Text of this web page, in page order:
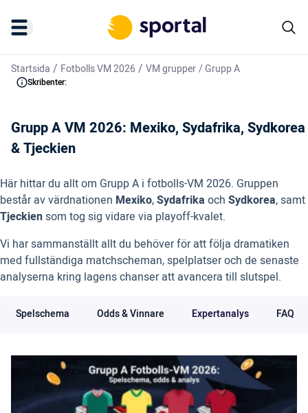
Startsida / Fotbolls VM 2026/ VM grupper/Grupp A
Skribenter:
Grupp A VM 2026: Mexiko, Sydafrika, Sydkorea
& Tjeckien
Här hittar du allt om Grupp A i fotbolls-VM 2026. Gruppen
består av värdnationen Mexiko,Sydafrika och Sydkorea, samt
Tjeckiensom tog sig vidare via playoff-kvalet.
Vi har sammanställt allt du behöver för att följa dramatiken
med fullständiga matchscheman, spelplatser och de senaste
analyserna kring lagens chanser att avancera till slutspel.
Spelschema Odds & Vinnare Expertanalys FAQ